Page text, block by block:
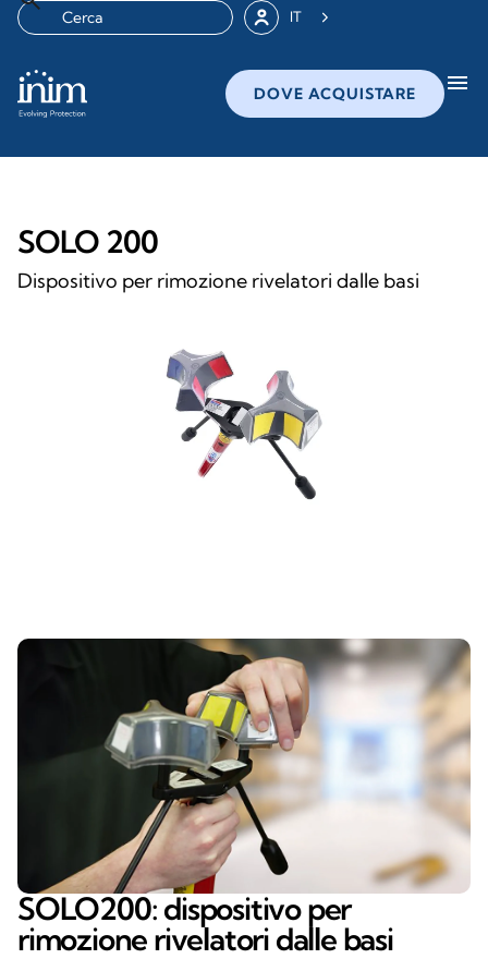
IT
DOVE ACQUISTARE menu
SOLO 200
Dispositivo per rimozione rivelatori dalle basi
SOLO200: dispositivo per
rimozione rivelatori dalle basi